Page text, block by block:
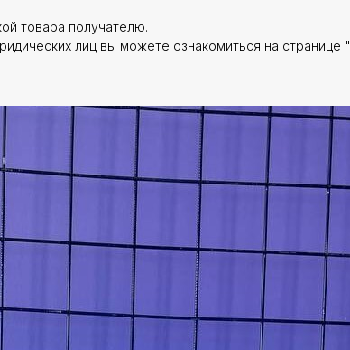
товара получателю.
лиц вы можете ознакомиться на странице "